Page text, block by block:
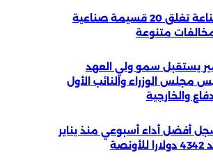
هيئة الصناعة تغلق 20 قسيمة صناعية
مخالفات متنوعة
يستقبل سمو ولي العهد
مجلس الوزراء والنائب الأول
والخارجية
أفضل أداء أسبوعي منذ يناير